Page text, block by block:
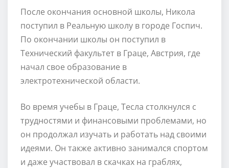
После окончания основной школы, Никола
поступил в Реальную школу в городе Госпич.
По окончании школы он поступил в
Технический факультет в Граце, Австрия, где
начал свое образование в
электротехнической области.
Во время учебы в Граце, Тесла столкнулся с
трудностями и финансовыми проблемами, но
он продолжал изучать и работать над своими
идеями. Он также активно занимался спортом
и даже участвовал в скачках на граблях,